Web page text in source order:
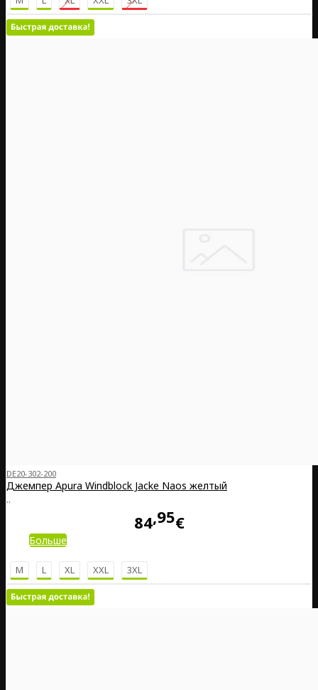
DE20-302-200
Джемпер Apura Windblock Jacke Naos желтый
..
84 95€
Больше
M L XL XXL 3XL